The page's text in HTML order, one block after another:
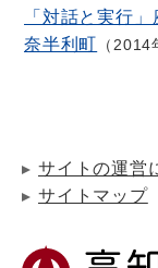
「対話と実行
奈半利町
2014
サイトの運営
サイトマップ